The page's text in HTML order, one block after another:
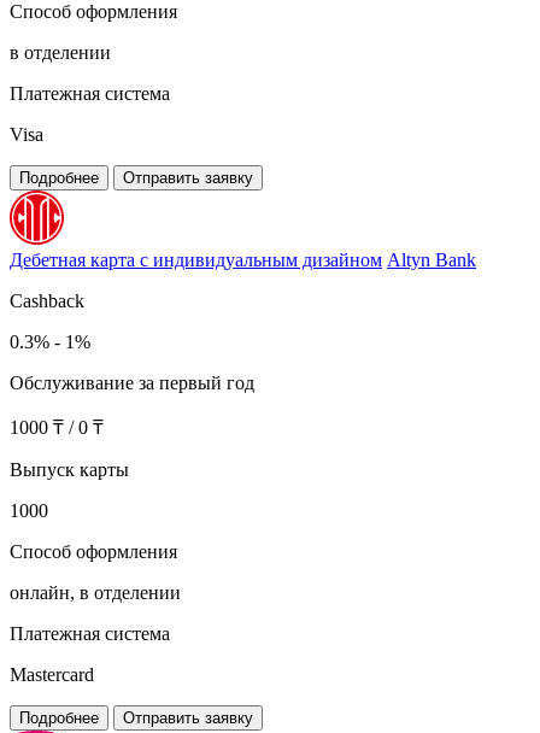
Способ оформления
в отделении
Платежная система
Visa
Подробнее Отправить заявку
Дебетная карта с индивидуальным дизайном Altyn Bank
Cashback
0.3% - 1%
Обслуживание за первый год
1000 ₸ / 0 ₸
Выпуск карты
1000
Способ оформления
онлайн, в отделении
Платежная система
Mastercard
Подробнее Отправить заявку